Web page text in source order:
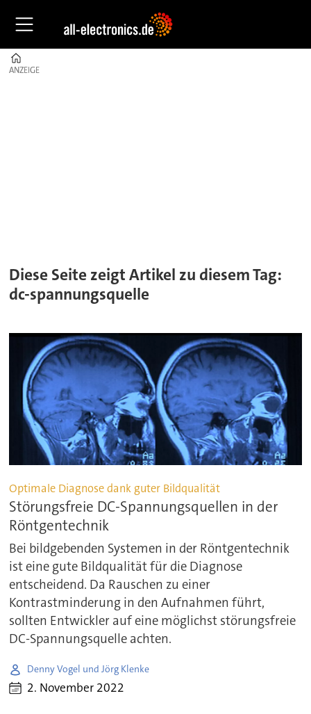
ANZEIGE
ANZEIGE
Diese Seite zeigt Artikel zu diesem Tag:
dc-spannungsquelle
Optimale Diagnose dank guter Bildqualität
Störungsfreie DC-Spannungsquellen in der
Röntgentechnik
Bei bildgebenden Systemen in der Röntgentechnik
ist eine gute Bildqualität für die Diagnose
entscheidend. Da Rauschen zu einer
Kontrastminderung in den Aufnahmen führt,
sollten Entwickler auf eine möglichst störungsfreie
DC-Spannungsquelle achten.
Denny Vogel und Jörg Klenke
2. November 2022